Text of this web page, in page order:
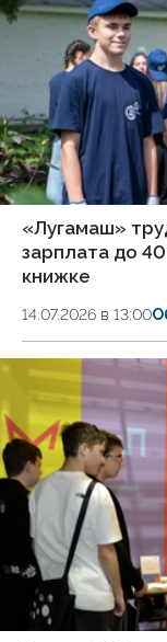
«Лугамаш»
зарплата до
книжке
14.07.2026 в 13:00